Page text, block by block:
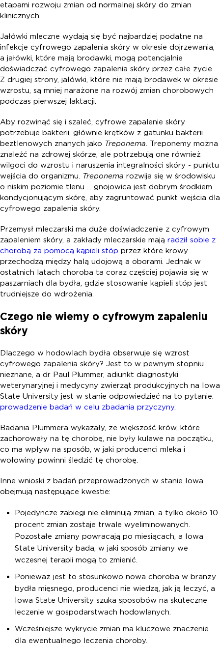
etapami rozwoju zmian od normalnej skóry do zmian
klinicznych.
Jałówki mleczne wydają się być najbardziej podatne na
infekcje cyfrowego zapalenia skóry w okresie dojrzewania,
a jałówki, które mają brodawki, mogą potencjalnie
doświadczać cyfrowego zapalenia skóry przez całe życie.
Z drugiej strony, jałówki, które nie mają brodawek w okresie
wzrostu, są mniej narażone na rozwój zmian chorobowych
podczas pierwszej laktacji.
Aby rozwinąć się i szaleć, cyfrowe zapalenie skóry
potrzebuje bakterii, głównie krętków z gatunku bakterii
beztlenowych znanych jako Treponema. Treponemy można
znaleźć na zdrowej skórze, ale potrzebują one również
wilgoci do wzrostu i naruszenia integralności skóry - punktu
wejścia do organizmu. Treponema rozwija się w środowisku
o niskim poziomie tlenu ... gnojowica jest dobrym środkiem
kondycjonującym skórę, aby zagruntować punkt wejścia dla
cyfrowego zapalenia skóry.
Przemysł mleczarski ma duże doświadczenie z cyfrowym
zapaleniem skóry, a zakłady mleczarskie mają radził sobie z
chorobą za pomocą kąpieli stóp przez które krowy
przechodzą między halą udojową a oborami. Jednak w
ostatnich latach choroba ta coraz częściej pojawia się w
paszarniach dla bydła, gdzie stosowanie kąpieli stóp jest
trudniejsze do wdrożenia.
Czego nie wiemy o cyfrowym zapaleniu
skóry
Dlaczego w hodowlach bydła obserwuje się wzrost
cyfrowego zapalenia skóry? Jest to w pewnym stopniu
nieznane, a dr Paul Plummer, adiunkt diagnostyki
weterynaryjnej i medycyny zwierząt produkcyjnych na Iowa
State University jest w stanie odpowiedzieć na to pytanie.
prowadzenie badań w celu zbadania przyczyny.
Badania Plummera wykazały, że większość krów, które
zachorowały na tę chorobę, nie były kulawe na początku,
co ma wpływ na sposób, w jaki producenci mleka i
wołowiny powinni śledzić tę chorobę.
Inne wnioski z badań przeprowadzonych w stanie Iowa
obejmują następujące kwestie:
Pojedyncze zabiegi nie eliminują zmian, a tylko około 10
procent zmian zostaje trwale wyeliminowanych.
Pozostałe zmiany powracają po miesiącach, a Iowa
State University bada, w jaki sposób zmiany we
wczesnej terapii mogą to zmienić.
Ponieważ jest to stosunkowo nowa choroba w branży
bydła mięsnego, producenci nie wiedzą, jak ją leczyć, a
Iowa State University szuka sposobów na skuteczne
leczenie w gospodarstwach hodowlanych.
Wcześniejsze wykrycie zmian ma kluczowe znaczenie
dla ewentualnego leczenia choroby.